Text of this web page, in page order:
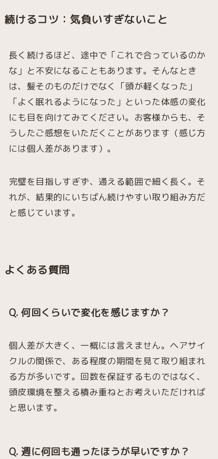
続けるコツ：気負いすぎないこと
長く続けるほど、途中で「これで合っているのか
な」と不安になることもあります。そんなとき
は、髪そのものだけでなく「頭が軽くなった」
「よく眠れるようになった」といった体感の変化
にも目を向けてみてください。お客様からも、そ
うしたご感想をいただくことがあります（感じ方
には個人差があります）。
完璧を目指しすぎず、通える範囲で細く長く。そ
れが、結果的にいちばん続けやすい取り組み方だ
と感じています。
よくある質問
Q. 何回くらいで変化を感じますか？
個人差が大きく、一概には言えません。ヘアサイ
クルの関係で、ある程度の期間を見て取り組まれ
る方が多いです。回数を保証するものではなく、
頭皮環境を整える積み重ねとお考えいただければ
と思います。
Q. 週に何回も通ったほうが早いですか？